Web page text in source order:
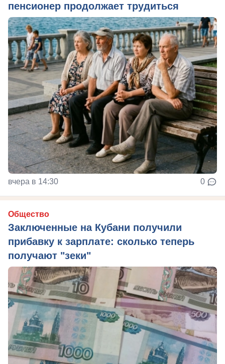
пенсионер продолжает трудиться
вчера в 14:30 0
Общество
Заключенные на Кубани получили
прибавку к зарплате: сколько теперь
получают "зеки"